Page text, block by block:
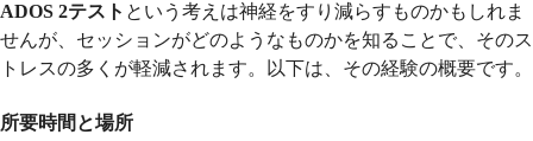
ADOS 2テスト という考えは神経をすり減らすものかもしれま
せんが、セッションがどのようなものかを知ることで、そのス
トレスの多くが軽減されます。以下は、その経験の概要です。
所要時間と場所